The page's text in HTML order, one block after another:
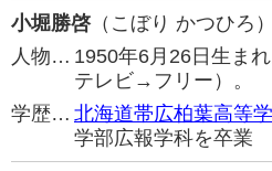
小堀勝啓（こぼり かつひろ）
人物… 1950年6月26日生ま
テレビ→フリー）。
学歴… 北海道帯広柏葉高等
学部広報学科を卒業